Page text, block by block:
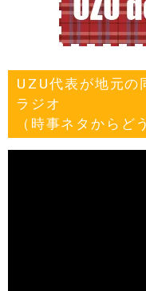
UZU代表が地元の
ラジオ
（時事ネタからど